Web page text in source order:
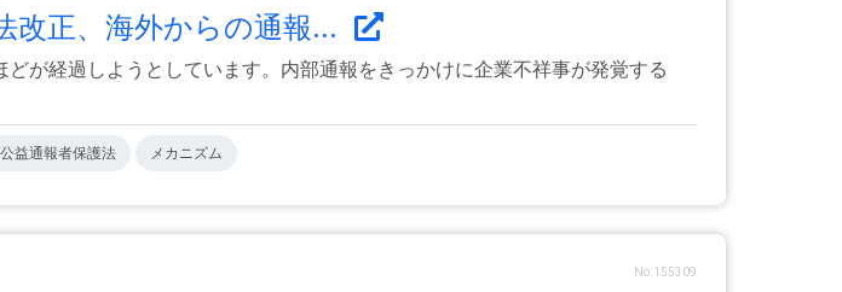
改正、海外からの通報...
が経過しようとしています。内部通報をきっかけに企業不祥事が発覚する
公益通報者保護法 メカニズム
No.155309